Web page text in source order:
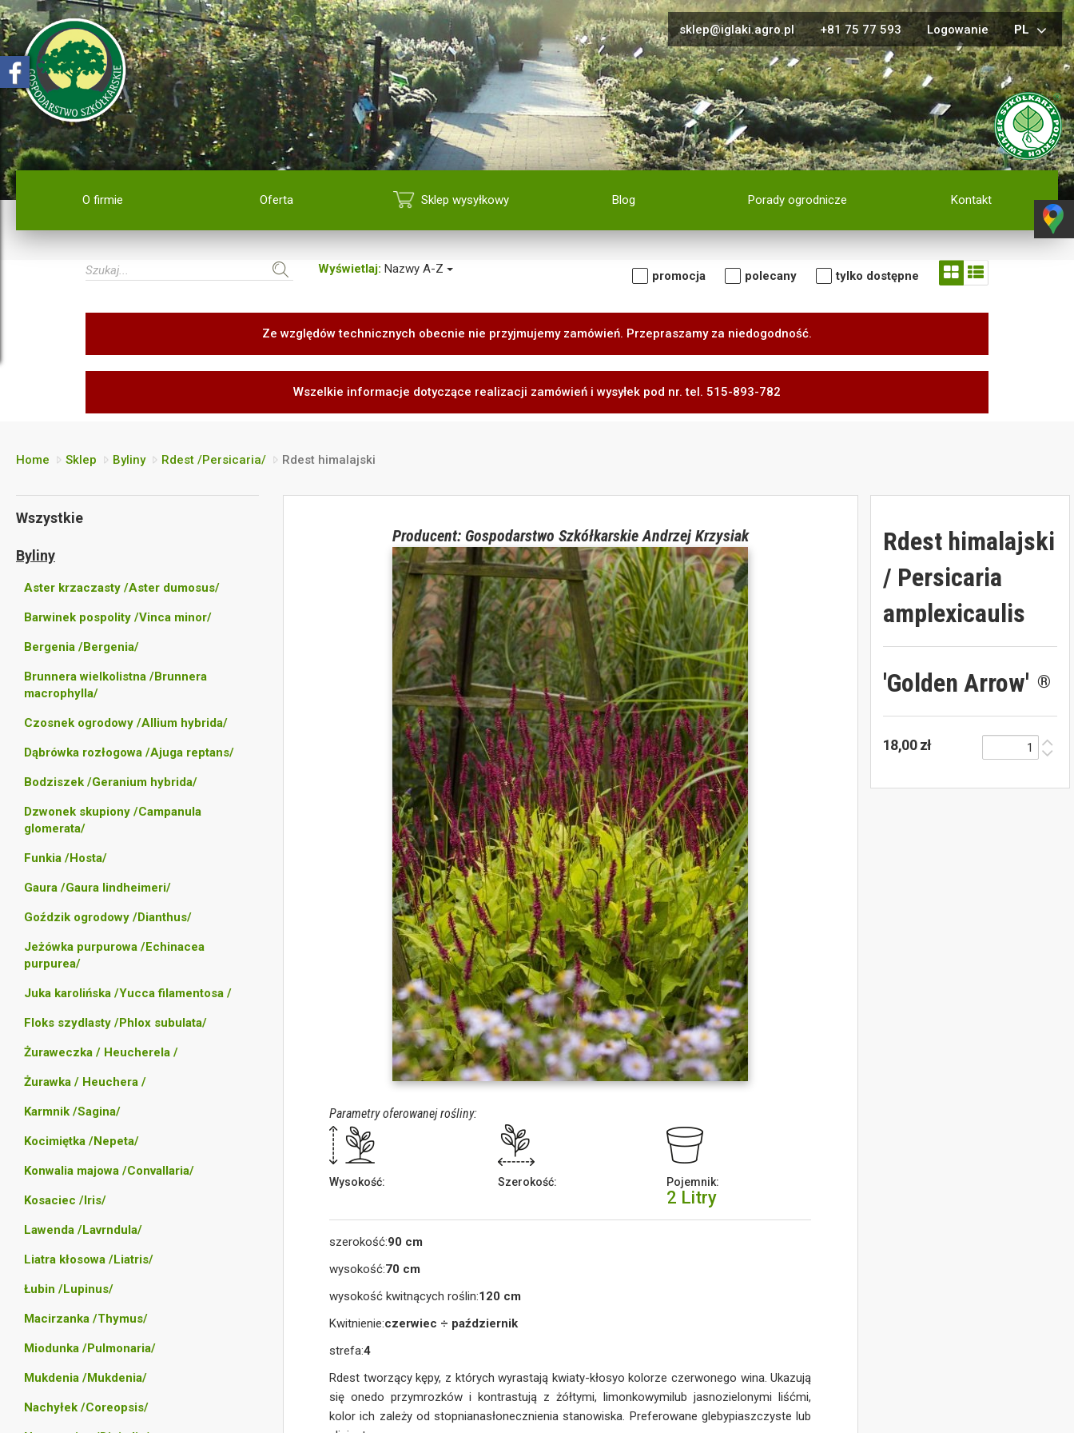
sklep@iglaki.agro.pl +81 75 77 593 Logowanie PL
O firmie Oferta Sklep wysyłkowy Blog Porady ogrodnicze Kontakt
Wyświetlaj: Nazwy A-Z promocja polecany tylko dostępne
Ze względów technicznych obecnie nie przyjmujemy zamówień. Przepraszamy za niedogodność.
Wszelkie informacje dotyczące realizacji zamówień i wysyłek pod nr. tel. 515-893-782
Home Sklep Byliny Rdest /Persicaria/ Rdest himalajski
Wszystkie
Byliny
Aster krzaczasty /Aster dumosus/
Barwinek pospolity /Vinca minor/
Bergenia /Bergenia/
Brunnera wielkolistna /Brunnera
macrophylla/
Czosnek ogrodowy /Allium hybrida/
Dąbrówka rozłogowa /Ajuga reptans/
Bodziszek /Geranium hybrida/
Dzwonek skupiony /Campanula
glomerata/
Funkia /Hosta/
Gaura /Gaura lindheimeri/
Goździk ogrodowy /Dianthus/
Jeżówka purpurowa /Echinacea
purpurea/
Juka karolińska /Yucca filamentosa /
Floks szydlasty /Phlox subulata/
Żuraweczka / Heucherela /
Żurawka / Heuchera /
Karmnik /Sagina/
Kocimiętka /Nepeta/
Konwalia majowa /Convallaria/
Kosaciec /Iris/
Lawenda /Lavrndula/
Liatra kłosowa /Liatris/
Łubin /Lupinus/
Macirzanka /Thymus/
Miodunka /Pulmonaria/
Mukdenia /Mukdenia/
Nachyłek /Coreopsis/
Producent: Gospodarstwo Szkółkarskie Andrzej Krzysiak
Parametry oferowanej rośliny:
Wysokość: Szerokość: Pojemnik:
2 Litry
szerokość:90 cm
wysokość:70 cm
wysokość kwitnących roślin:120 cm
Kwitnienie:czerwiec ÷ październik
strefa:4
Rdest tworzący kępy, z których wyrastają kwiaty-kłosyo kolorze czerwonego wina. Ukazują
się onedo przymrozków i kontrastują z żółtymi, limonkowymilub jasnozielonymi liśćmi,
kolor ich zależy od stopnianasłonecznienia stanowiska. Preferowane glebypiaszczyste lub
Rdest himalajski
/ Persicaria
amplexicaulis
'Golden Arrow' ®
18,00 zł